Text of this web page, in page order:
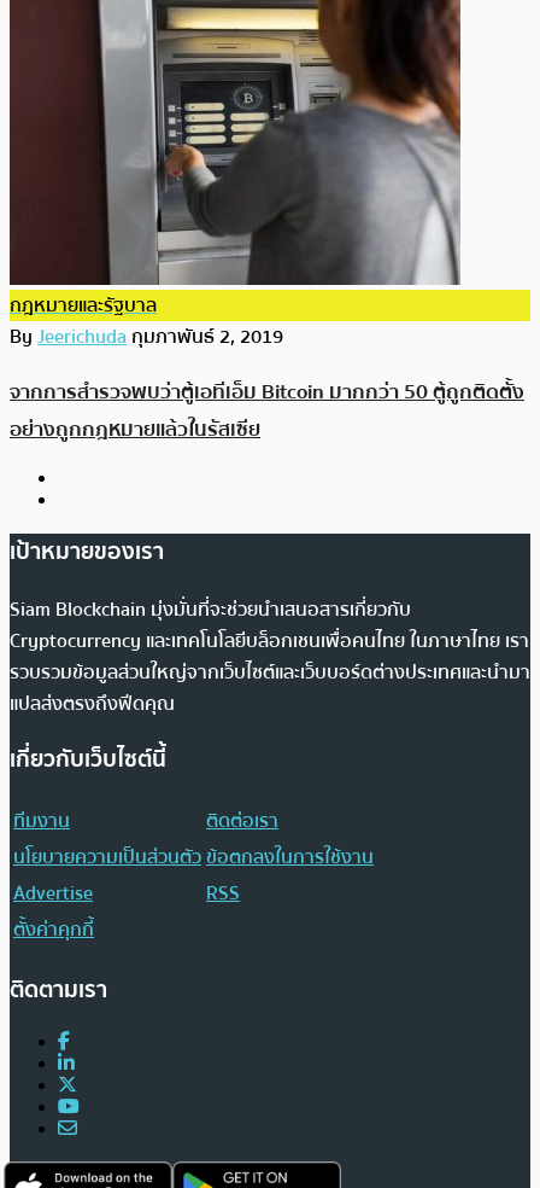
กฎหมายและรัฐบาล
ByJeerichudaกุมภาพันธ์ 2, 2019
จากการสำรวจพบว่าตู้เอทีเอ็ม Bitcoin มากกว่า 50 ตู้ถูกติดตั้ง
อย่างถูกกฎหมายแล้วในรัสเซีย
เป้าหมายของเรา
Siam Blockchain มุ่งมั่นที่จะช่วยนำเสนอสารเกี่ยวกับ
Cryptocurrency และเทคโนโลยีบล็อกเชนเพื่อคนไทย ในภาษาไทย เรา
รวบรวมข้อมูลส่วนใหญ่จากเว็บไซต์และเว็บบอร์ดต่างประเทศและนำมา
แปลส่งตรงถึงฟีดคุณ
เกี่ยวกับเว็บไซต์นี้
ทีมงาน
ติดต่อเรา
นโยบายความเป็นส่วนตัวข้อตกลงในการใช้งาน
Advertise
RSS
ตั้งค่าคุกกี้
ติดตามเรา